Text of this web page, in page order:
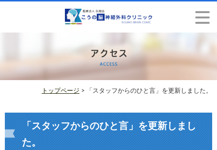
トップページ > 「スタッフからのひと言」を更新しました。
「スタッフからのひと言」を更新しまし
た。